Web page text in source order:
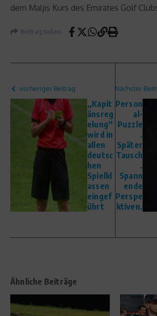
dem Maljis Kurs des Emirates Golf
Beitrag teilen
vorheriger Beitrag
„Kapit
änsreg
elung“
wird in
allen
deutsc
hen
Spielkl
assen
eingef
ührt
Nächster
Person
al-
Puzzle
.
Später
Tausch
.
Spann
ende
Perspe
ktiven.
Ähnliche Beiträge